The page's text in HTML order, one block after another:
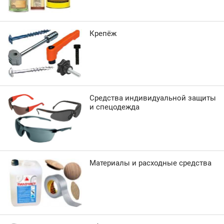
Крепёж
Средства индивидуальной защиты
и спецодежда
Материалы и расходные средства